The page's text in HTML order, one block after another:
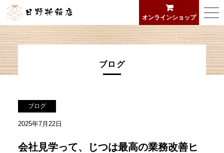
日野折箱店
ブログ
ブログ
2025年7月22日
会社見学って、じつは最高の業務改善ヒ
オンラインショップ